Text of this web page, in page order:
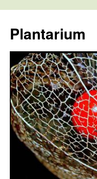
tartalomba
Plantarium